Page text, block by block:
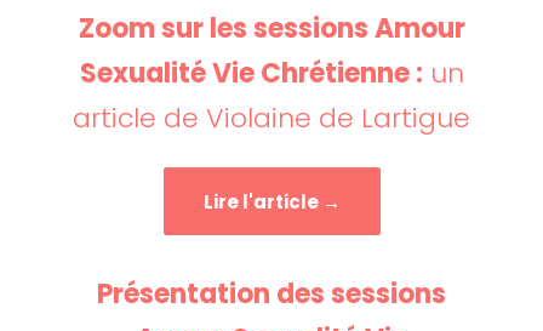
Zoom sur les sessions Amour
Sexualité Vie Chrétienne : un
article de Violaine de Lartigue
Lire l'article →
Présentation des sessions